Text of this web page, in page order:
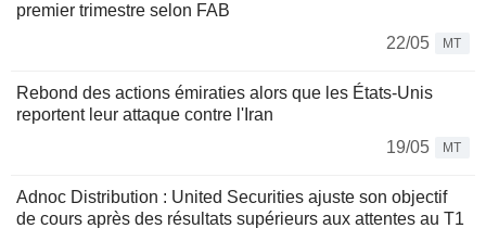
premier trimestre selon FAB
22/05
MT
Rebond des actions émiraties alors que les États-Unis
reportent leur attaque contre l'Iran
19/05
MT
Adnoc Distribution : United Securities ajuste son objectif
de cours après des résultats supérieurs aux attentes au T1